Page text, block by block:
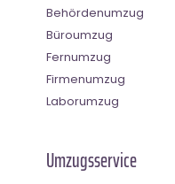
Behördenumzug
Büroumzug
Fernumzug
Firmenumzug
Laborumzug
Umzugsservice